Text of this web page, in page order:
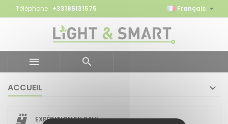
Téléphone : +33185131575 Français 
 
ACCUEIL
EXPÉDITION EN 24H!